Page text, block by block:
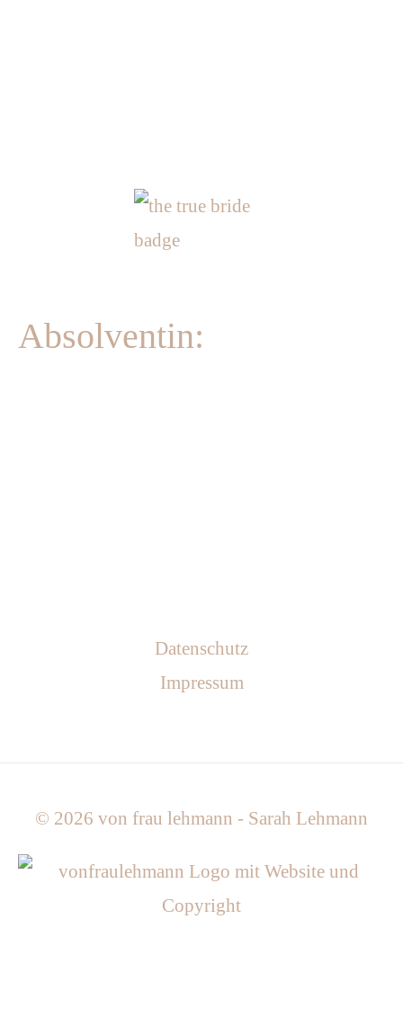
Absolventin:
Datenschutz
Impressum
© 2026 von frau lehmann - Sarah Lehmann